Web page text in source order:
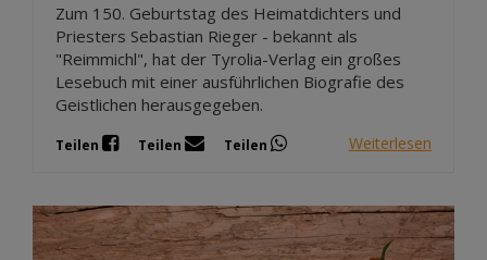
Zum 150. Geburtstag des Heimatdichters und
Priesters Sebastian Rieger - bekannt als
"Reimmichl", hat der Tyrolia-Verlag ein großes
Lesebuch mit einer ausführlichen Biografie des
Geistlichen herausgegeben.
Teilen Teilen Teilen Weiterlesen